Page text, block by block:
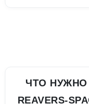
ЧТО НУЖНО
REAVERS-